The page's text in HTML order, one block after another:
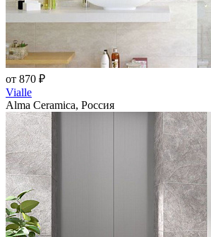
от 870 ₽
Vialle
Alma Ceramica, Россия